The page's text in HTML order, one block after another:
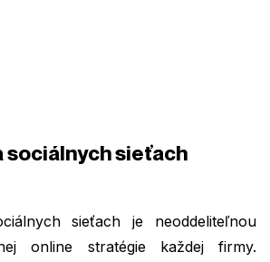
sociálnych sieťach
sieťach je neoddeliteľnou
online stratégie každej firmy.